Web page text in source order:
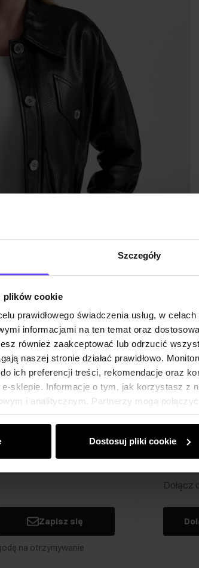
Szczegóły
plików cookie
prawidłowego świadczenia usług, w
informacjami na ten temat oraz
również zaakceptować lub odrzucić
naszej stronie działać prawidłowo.
ich preferencji treści, rekomendacje oraz
sklepie. Informacje o tym, jak korzystasz z
i analitycznym. Partnerzy mogą
korzystania z ich usług.
Dostosuj pliki cookie
Zapisz się
na otrzymywanie
Klub
Dołącz